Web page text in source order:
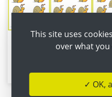
This site uses
over what
✓ OK,